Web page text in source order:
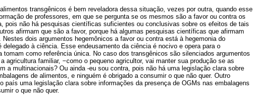
transgênicos é bem reveladora dessa situação, vezes por outra, quando esse
de professores, em que se pergunta se os mesmos são a favor ou contra os
pois não há pesquisas científicas suficientes ou conclusivas sobre os efeitos de tais
afirmam que são a favor, porque há algumas pesquisas científicas que afirmam
dois argumentos hegemônicos a favor ou contra está à hegemonia do
à ciência. Esse endeusamento da ciência é nocivo e opera para o
tomam como referência única. No caso dos transgênicos são silenciados argumentos
agricultura familiar, −como o pequeno agricultor, vai manter sua produção se as
a multinacionais? Ou ainda -eu sou contra, pois não há uma legislação clara sobre
de alimentos, e ninguém é obrigado a consumir o que não quer. Outro
país uma legislação clara sobre informações da presença de OGMs nas embalagens
o que não quer.